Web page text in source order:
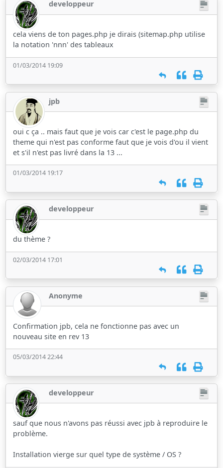
developpeur
cela viens de ton pages.php je dirais (sitemap.php utilise
la notation 'nnn' des tableaux
01/03/2014 19:09
jpb
oui c ça .. mais faut que je vois car c'est le page.php du
theme qui n'est pas conforme faut que je vois d'ou il vient
et s'il n'est pas livré dans la 13 ...
01/03/2014 19:17
developpeur
du thème ?
02/03/2014 17:01
Anonyme
Confirmation jpb, cela ne fonctionne pas avec un
nouveau site en rev 13
05/03/2014 22:44
developpeur
sauf que nous n'avons pas réussi avec jpb à reproduire le
problème.
Installation vierge sur quel type de système / OS ?